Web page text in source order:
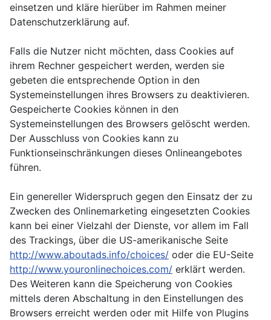
einsetzen und kläre hierüber im Rahmen meiner
Datenschutzerklärung auf.
Falls die Nutzer nicht möchten, dass Cookies auf
ihrem Rechner gespeichert werden, werden sie
gebeten die entsprechende Option in den
Systemeinstellungen ihres Browsers zu deaktivieren.
Gespeicherte Cookies können in den
Systemeinstellungen des Browsers gelöscht werden.
Der Ausschluss von Cookies kann zu
Funktionseinschränkungen dieses Onlineangebotes
führen.
Ein genereller Widerspruch gegen den Einsatz der zu
Zwecken des Onlinemarketing eingesetzten Cookies
kann bei einer Vielzahl der Dienste, vor allem im Fall
des Trackings, über die US-amerikanische Seite
http://www.aboutads.info/choices/ oder die EU-Seite
http://www.youronlinechoices.com/ erklärt werden.
Des Weiteren kann die Speicherung von Cookies
mittels deren Abschaltung in den Einstellungen des
Browsers erreicht werden oder mit Hilfe von Plugins